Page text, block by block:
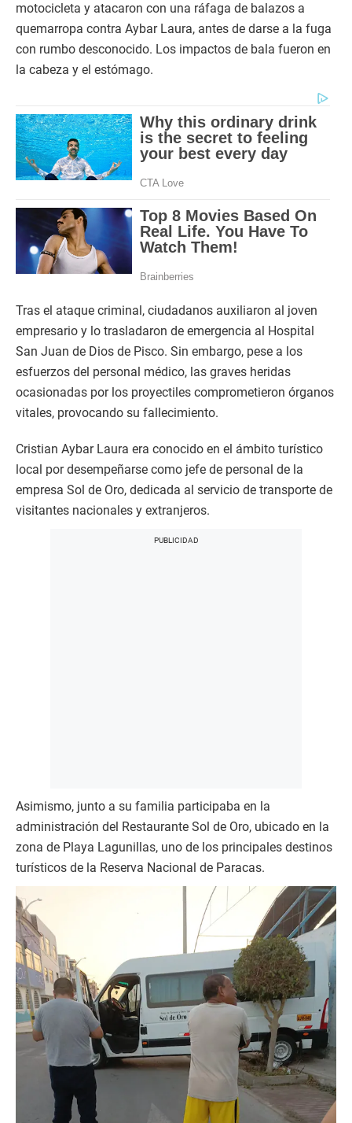
motocicleta y atacaron con una ráfaga de balazos a
quemarropa contra Aybar Laura, antes de darse a la fuga
con rumbo desconocido. Los impactos de bala fueron en
la cabeza y el estómago.
Tras el ataque criminal, ciudadanos auxiliaron al joven
empresario y lo trasladaron de emergencia al Hospital
San Juan de Dios de Pisco. Sin embargo, pese a los
esfuerzos del personal médico, las graves heridas
ocasionadas por los proyectiles comprometieron órganos
vitales, provocando su fallecimiento.
Cristian Aybar Laura era conocido en el ámbito turístico
local por desempeñarse como jefe de personal de la
empresa Sol de Oro, dedicada al servicio de transporte de
visitantes nacionales y extranjeros.
Asimismo, junto a su familia participaba en la
administración del Restaurante Sol de Oro, ubicado en la
zona de Playa Lagunillas, uno de los principales destinos
turísticos de la Reserva Nacional de Paracas.